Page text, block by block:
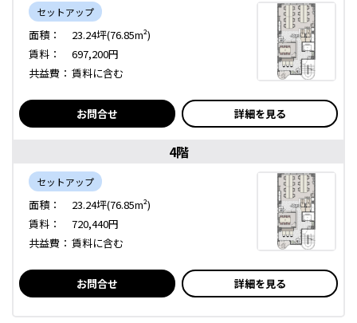
セットアップ
面積：
23.24坪(76.85m²)
賃料：
697,200円
共益費： 賃料に含む
お問合せ 詳細を見る
4階
セットアップ
面積：
23.24坪(76.85m²)
賃料：
720,440円
共益費： 賃料に含む
お問合せ 詳細を見る